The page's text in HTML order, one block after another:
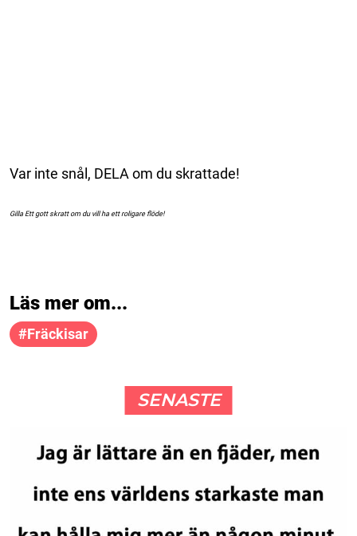
Var inte snål, DELA om du skrattade!
Gilla Ett gott skratt om du vill ha ett roligare flöde!
Läs mer om...
#fräckisar
SENASTE